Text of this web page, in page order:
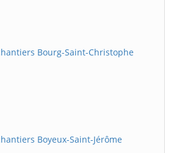
Bourg-Saint-Christophe
Boyeux-Saint-Jérôme